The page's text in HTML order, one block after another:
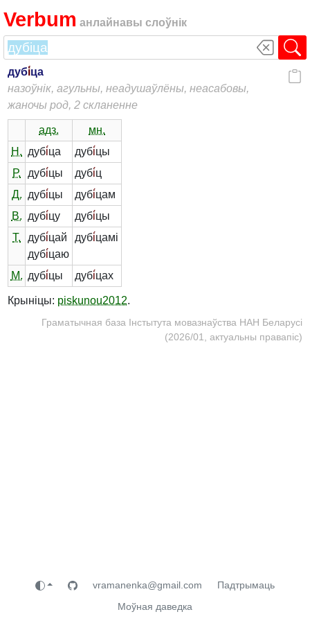
Verbum анлайнавы слоўнік
дубі́ца
назоўнік, агульны, неадушаўлёны, неасабовы,
жаночы род, 2 скланенне
адз.
мн.
Н. дубі́ца дубі́цы
Р.
дубі́цы дубі́ц
Д. дубі́цы дубі́цам
В. дубі́цу дубі́цы
Т.
дубі́цай
дубі́цаю
дубі́цамі
М. дубі́цы дубі́цах
Крыніцы: piskunou2012.
Граматычная база Інстытута мовазнаўства НАН Беларусі
(2026/01, актуальны правапіс)
vramanenka@gmail.com
Падтрымаць
Моўная даведка